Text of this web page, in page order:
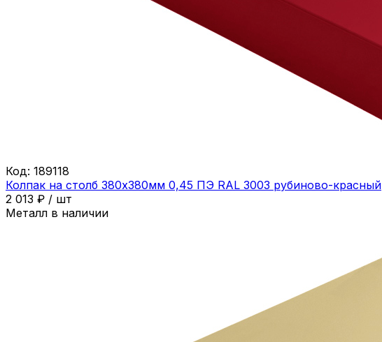
Код: 189118
Колпак на столб 380х380мм 0,45 ПЭ RAL 3003 рубиново-красный
2 013 ₽ / шт
Металл в наличии